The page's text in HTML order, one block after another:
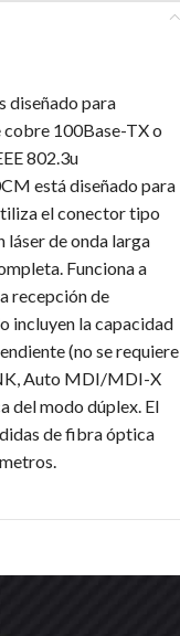
diseñado para
100Base-TX o
802.3u
está diseñado para
el conector tipo
de onda larga
Funciona a
recepción de
incluyen la capacidad
(no se requiere
Auto MDI/MDI-X
del modo dúplex. El
de fibra óptica